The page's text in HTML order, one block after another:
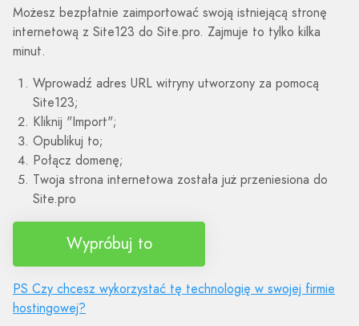
Możesz bezpłatnie zaimportować swoją istniejącą stronę
internetową z Site123 do Site.pro. Zajmuje to tylko kilka
minut.
Wprowadź adres URL witryny utworzony za pomocą
Site123;
Kliknij "Import";
Opublikuj to;
Połącz domenę;
Twoja strona internetowa została już przeniesiona do
Site.pro
Wypróbuj to
PS Czy chcesz wykorzystać tę technologię w swojej firmie
hostingowej?